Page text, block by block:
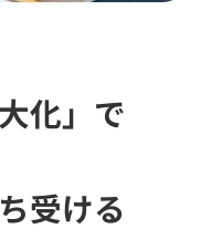
化」で
受ける